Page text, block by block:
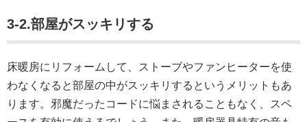
3-2.部屋がスッキリする
床暖房にリフォームして、ストーブやファンヒーターを使
わなくなると部屋の中がスッキリするというメリットもあ
ります。邪魔だったコードに悩まされることもなく、スペ